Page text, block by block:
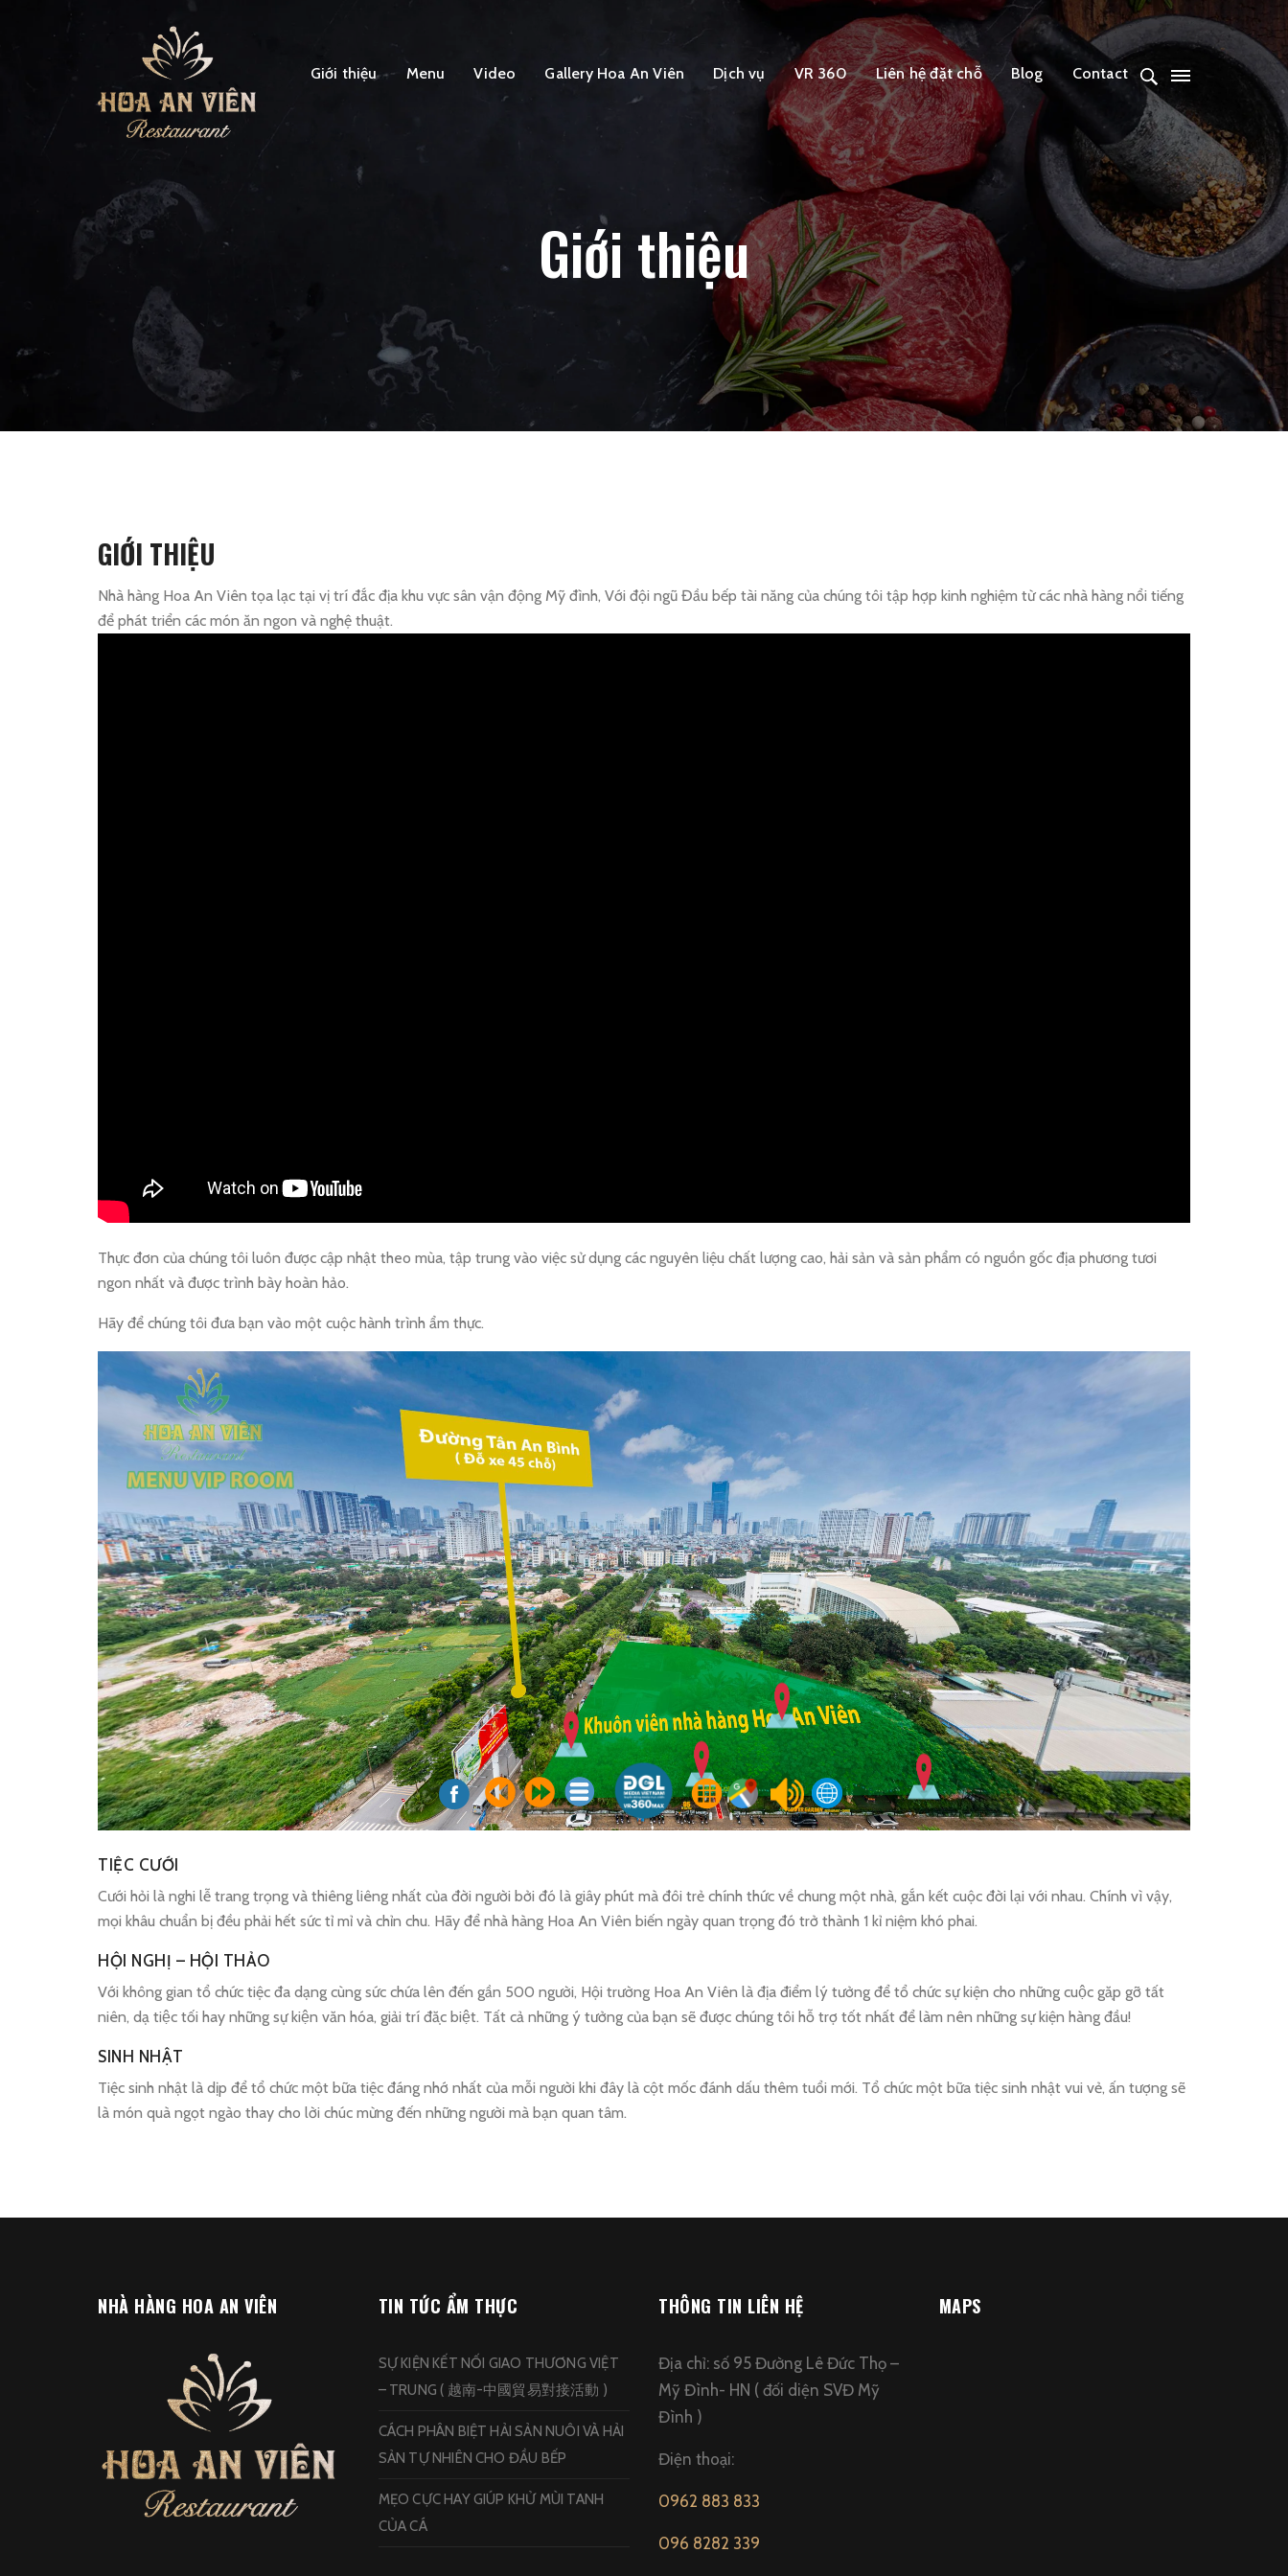
Giới thiệu Menu Video Gallery Hoa An Viên Dịch vụ VR 360 Liên hệ đặt chỗ Blog Contact
Giới thiệu
GIỚI THIỆU
Nhà hàng Hoa An Viên tọa lạc tại vị trí đắc địa khu vực sân vận động Mỹ đình, Với đội ngũ Đầu bếp tài năng của chúng tôi tập hợp kinh nghiệm từ các nhà hàng nổi tiếng
để phát triển các món ăn ngon và nghệ thuật.
Thực đơn của chúng tôi luôn được cập nhật theo mùa, tập trung vào việc sử dụng các nguyên liệu chất lượng cao, hải sản và sản phẩm có nguồn gốc địa phương tươi
ngon nhất và được trình bày hoàn hảo.
Hãy để chúng tôi đưa bạn vào một cuộc hành trình ẩm thực.
TIỆC CƯỚI
Cưới hỏi là nghi lễ trang trọng và thiêng liêng nhất của đời người bởi đó là giây phút mà đôi trẻ chính thức về chung một nhà, gắn kết cuộc đời lại với nhau. Chính vì vậy,
mọi khâu chuẩn bị đều phải hết sức tỉ mỉ và chỉn chu. Hãy để nhà hàng Hoa An Viên biến ngày quan trọng đó trở thành 1 kỉ niệm khó phai.
HỘI NGHỊ – HỘI THẢO
Với không gian tổ chức tiệc đa dạng cùng sức chứa lên đến gần 500 người, Hội trường Hoa An Viên là địa điểm lý tưởng để tổ chức sự kiện cho những cuộc gặp gỡ tất
niên, dạ tiệc tối hay những sự kiện văn hóa, giải trí đặc biệt. Tất cả những ý tưởng của bạn sẽ được chúng tôi hỗ trợ tốt nhất để làm nên những sự kiện hàng đầu!
SINH NHẬT
Tiệc sinh nhật là dịp để tổ chức một bữa tiệc đáng nhớ nhất của mỗi người khi đây là cột mốc đánh dấu thêm tuổi mới. Tổ chức một bữa tiệc sinh nhật vui vẻ, ấn tượng sẽ
là món quà ngọt ngào thay cho lời chúc mừng đến những người mà bạn quan tâm.
NHÀ HÀNG HOA AN VIÊN TIN TỨC ẨM THỰC
SỰ KIỆN KẾT NỐI GIAO THƯƠNG VIỆT
– TRUNG ( 越南-中國貿易對接活動 )
CÁCH PHÂN BIỆT HẢI SẢN NUÔI VÀ HẢI
SẢN TỰ NHIÊN CHO ĐẦU BẾP
MẸO CỰC HAY GIÚP KHỬ MÙI TANH
CỦA CÁ
THÔNG TIN LIÊN HỆ
Địa chỉ: số 95 Đường Lê Đức Thọ –
Mỹ Đình- HN ( đối diện SVĐ Mỹ
Đình )
Điện thoại:
0962 883 833
096 8282 339
MAPS